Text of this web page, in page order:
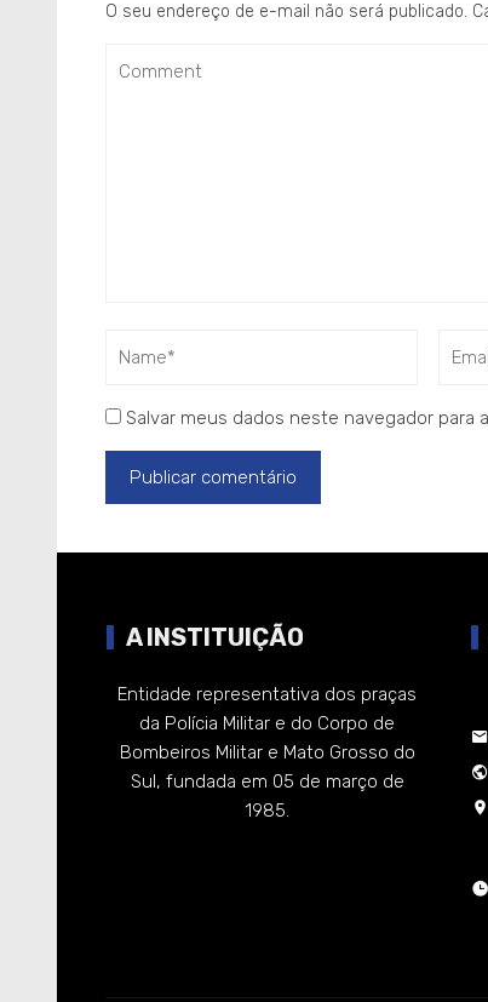
O seu endereço de e-mail não será publicado.
Salvar meus dados neste navegador para
A INSTITUIÇÃO
Entidade representativa dos praças
da Polícia Militar e do Corpo de
Bombeiros Militar e Mato Grosso do
Sul, fundada em 05 de março de
1985.